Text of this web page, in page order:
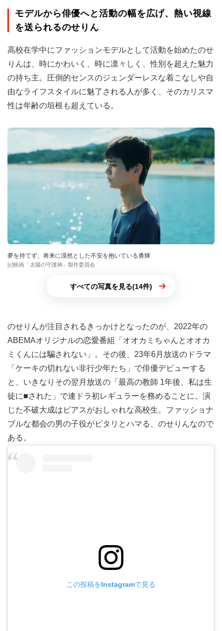
モデルから俳優へと活動の幅を広げ、熱い視線
を送られるのせりん
高校在学中にファッションモデルとして活動を始めたのせ
りんは、時にかわいく、時に凛々しく、性別を超えた魅力
の持ち主。圧倒的センスのジェンダーレスな着こなしや自
由なライフスタイルに魅了される人が多く、そのカリスマ
性は年齢の垣根も超えている。
夢を持てず、将来に漠然とした不安を抱いている勇輝
[c]映画「太陽の守護神」製作委員会
すべての写真を見る(14件)
のせりんが注目されるきっかけとなったのが、2022年の
ABEMAオリジナルの恋愛番組「オオカミちゃんとオオカ
ミくんには騙されない」。その後、23年6月放送のドラマ
「ケーキの切れない非行少年たち」で俳優デビューする
と、いきなりその翌月放送の「最高の教師 1年後、私は生
徒に■された」で連ドラ初レギュラーを務めることに。演
じた不破大成はピアスがおしゃれな高校生。ファッショナ
ブルな都会の男の子役がピタリとハマる、のせりんなので
ある。
この投稿をInstagramで見る